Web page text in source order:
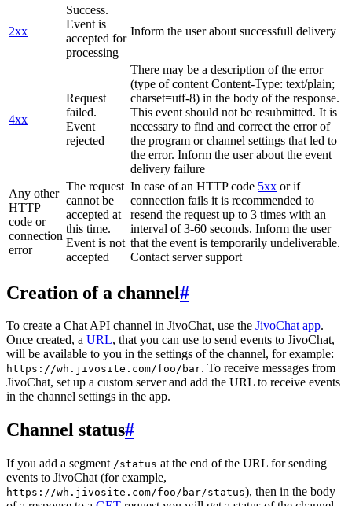
2xx
Success.
Event is
accepted for
processing
Inform the user about successfull delivery
4xx
Request
failed.
Event
rejected
There may be a description of the error
(type of content Content-Type: text/plain;
charset=utf-8) in the body of the response.
This event should not be resubmitted. It is
necessary to find and correct the error of
the program or channel settings that led to
the error. Inform the user about the event
delivery failure
Any other
HTTP
code or
connection
error
The request
cannot be
accepted at
this time.
Event is not
accepted
In case of an HTTP code 5xx or if
connection fails it is recommended to
resend the request up to 3 times with an
interval of 3-60 seconds. Inform the user
that the event is temporarily undeliverable.
Contact server support
Creation of a channel#
To create a Chat API channel in JivoChat, use the JivoChat app.
Once created, a URL, that you can use to send events to JivoChat,
will be available to you in the settings of the channel, for example:
https://wh.jivosite.com/foo/bar. To receive messages from
JivoChat, set up a custom server and add the URL to receive events
in the channel settings in the app.
Channel status#
If you add a segment /status at the end of the URL for sending
events to JivoChat (for example,
https://wh.jivosite.com/foo/bar/status), then in the body